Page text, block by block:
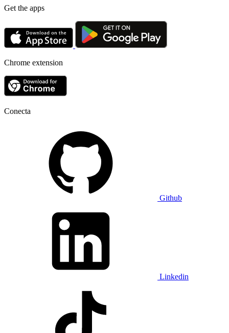
Get the apps
Chrome extension
Conecta
Github
Linkedin